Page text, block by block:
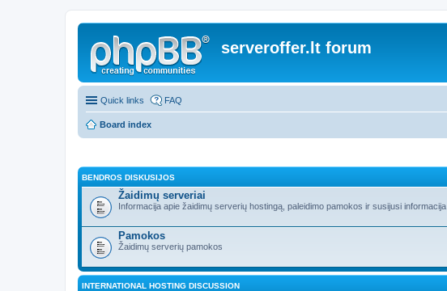
serveroffer.lt forum
Quick links FAQ
Board index
BENDROS DISKUSIJOS
Žaidimų serveriai
Informacija apie žaidimų serverių hostingą, paleidimo pamokos ir susijusi informacija
Pamokos
Žaidimų serverių pamokos
INTERNATIONAL HOSTING DISCUSSION